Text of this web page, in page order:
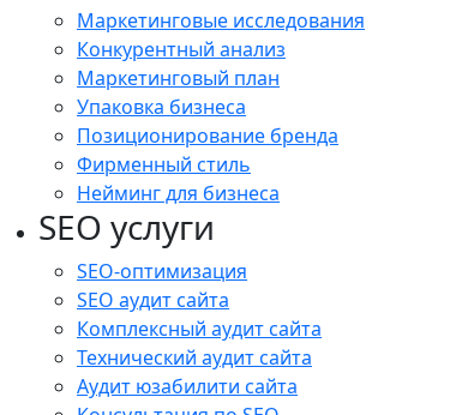
Маркетинговые исследования
Конкурентный анализ
Маркетинговый план
Упаковка бизнеса
Позиционирование бренда
Фирменный стиль
Нейминг для бизнеса
SEO услуги
SEO-оптимизация
SEO аудит сайта
Комплексный аудит сайта
Технический аудит сайта
Аудит юзабилити сайта